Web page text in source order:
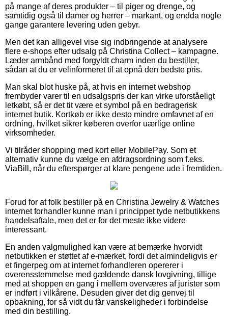
på mange af deres produkter – til piger og drenge, og
samtidig også til damer og herrer – markant, og endda nogle
gange garantere levering uden gebyr.
Men det kan alligevel vise sig indbringende at analysere
flere e-shops efter udsalg på Christina Collect – kampagne.
Læder armbånd med forgyldt charm inden du bestiller,
sådan at du er velinformeret til at opnå den bedste pris.
Man skal blot huske på, at hvis en internet webshop
frembyder varer til en udsalgspris der kan virke uforståeligt
letkøbt, så er det tit være et symbol på en bedragerisk
internet butik. Kortkøb er ikke desto mindre omfavnet af en
ordning, hvilket sikrer køberen overfor uærlige online
virksomheder.
Vi tilråder shopping med kort eller MobilePay. Som et
alternativ kunne du vælge en afdragsordning som f.eks.
ViaBill, når du efterspørger at klare pengene ude i fremtiden.
Forud for at folk bestiller på en Christina Jewelry & Watches
internet forhandler kunne man i princippet tyde netbutikkens
handelsaftale, men det er for det meste ikke videre
interessant.
En anden valgmulighed kan være at bemærke hvorvidt
netbutikken er støttet af e-mærket, fordi det almindeligvis er
et fingerpeg om at internet forhandleren opererer i
overensstemmelse med gældende dansk lovgivning, tillige
med at shoppen en gang i mellem overværes af jurister som
er indført i vilkårene. Desuden giver det dig genvej til
opbakning, for så vidt du får vanskeligheder i forbindelse
med din bestilling.